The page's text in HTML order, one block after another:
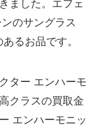
ました。エフェ
のサングラス
るお品です。
ター エンハーモ
クラスの買取金
エンハーモニッ